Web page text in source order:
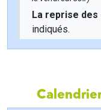
La reprise des
indiqués.